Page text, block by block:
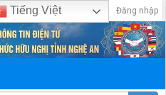
Đăng nhập
Tiếng Việt